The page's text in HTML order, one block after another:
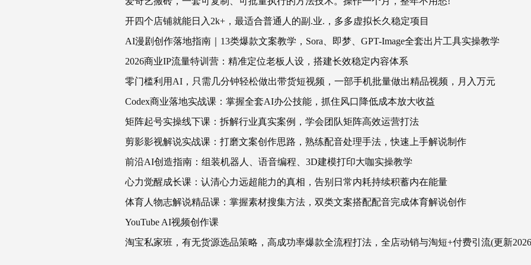
开四个店铺就能日入2k+，最适合普通人的副.业.，多多虚拟长久稳定项目
AI漫剧创作落地指南｜13类爆款文案教学，Sora、即梦、GPT-Image全套出片工具实操教学
2026商业IP流量特训营：精准定位老板人设，搭建长效稳定内容体系
零门槛利用AI，只需几分钟轻松做出带货短视频，一部手机批量做出精品视频，月入万元
Codex商业落地实战课：掌握全套AI办公技能，抓住风口降低成本放大收益
矩阵起号实操线下课：拆解行业真实案例，学会团队矩阵高效运营打法
剪影影视解说实战课：打磨文案创作思路，熟练配音处理手法，快速上手解说制作
前沿AI创造指南：组装机器人、语音编程、3D建模打印大咖实操教学
心力觉醒成长课：认清心力远超能力的真相，告别日常内耗持续积蓄内在能量
体育人物志解说精品课：掌握素材搜集方法，双类文案搭配配音完成体育解说创作
YouTube AI视频创作课
淘宝私家班，有无货源选品策略，高成功率爆款全流程打法，全店动销与淘短+付费引流(更新